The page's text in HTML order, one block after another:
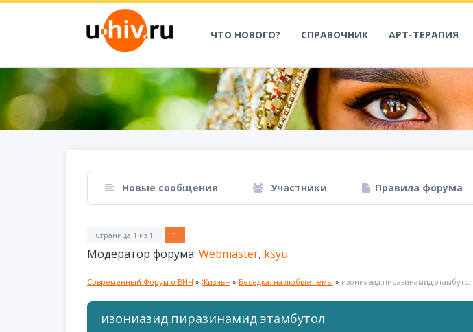
ЧТО НОВОГО? СПРАВОЧНИК АРТ-ТЕРАПИЯ
Новые сообщения Участники Правила форума
Страница 1 из 1 1
Модератор форума: Webmaster, ksyu
Современный Форум о ВИЧ » Жизнь+ » Беседка: на любые темы » изониазид.пиразинамид.этамбутол
изониазид.пиразинамид.этамбутол